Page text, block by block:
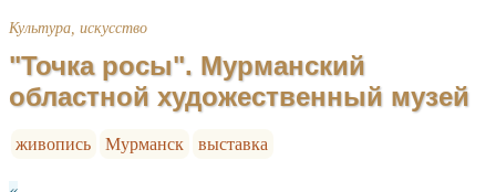
Культура, искусство
"Точка росы". Мурманский
областной художественный музей
живопись Мурманск выставка